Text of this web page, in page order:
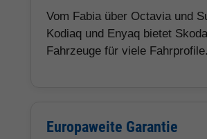
Vom Fabia über Octavia und
Kodiaq und Enyaq bietet Skoda
Fahrzeuge für viele Fahrprofile.
Europaweite Garantie